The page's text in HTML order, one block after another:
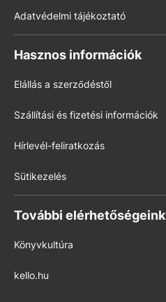
Adatvédelmi tájékoztató
Hasznos információk
Elállás a szerződéstől
Szállítási és fizetési információk
Hírlevél-feliratkozás
Sütikezelés
További elérhetőségeink
Könyvkultúra
kello.hu